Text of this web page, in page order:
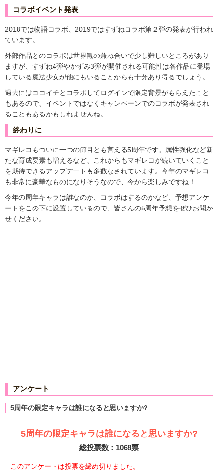
コラボイベント発表
2018では物語コラボ、2019ではすずねコラボ第２弾の発表が行われ
ています。
外部作品とのコラボは世界観の兼ね合いで少し難しいところがあり
ますが、すずね4弾やかずみ3弾が開催される可能性は各作品に登場
している魔法少女が他にもいることからも十分あり得るでしょう。
過去にはココイチとコラボしてログインで限定背景がもらえたこと
もあるので、イベントではなくキャンペーンでのコラボが発表され
ることもあるかもしれませんね。
終わりに
マギレコもついに一つの節目とも言える5周年です。属性強化など新
たな育成要素も増えるなど、これからもマギレコが続いていくこと
を期待できるアップデートも多数なされています。今年のマギレコ
も非常に豪華なものになりそうなので、今から楽しみですね！
今年の周年キャラは誰なのか、コラボはするのかなど、予想アンケ
ートをこの下に設置しているので、皆さんの5周年予想をぜひお聞か
せください。
アンケート
5周年の限定キャラは誰になると思いますか?
5周年の限定キャラは誰になると思いますか?
総投票数：1068票
このアンケートは投票を締め切りました。